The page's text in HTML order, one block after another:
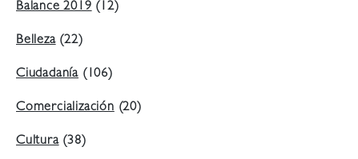
Balance 2019(12)
Belleza(22)
Ciudadanía (106)
Comercialización(20)
Cultura(38)